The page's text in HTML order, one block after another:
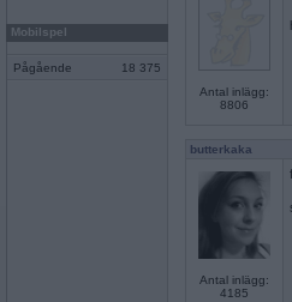
Mobilspel
Pågående 18 375
Antal inlägg:
8806
butterkaka
Antal inlägg:
4185